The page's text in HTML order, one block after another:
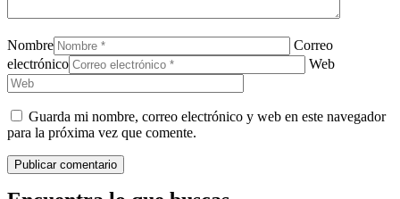
Nombre
Correo
electrónico
Web
Guarda mi nombre, correo electrónico y web en este navegador
para la próxima vez que comente.